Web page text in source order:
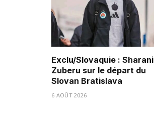
Exclu/Slovaquie : Sharani
Zuberu sur le départ du
Slovan Bratislava
6 AOÛT 2026